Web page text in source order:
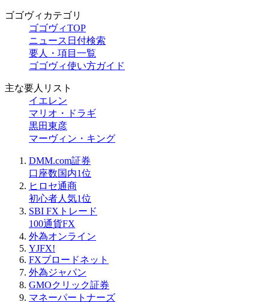
ゴゴヴィカテゴリ
ゴゴヴィTOP
ニュース日付検索
要人・項目一覧
ゴゴヴィ使い方ガイド
主な要人リスト
イエレン
マリオ・ドラギ
黒田東彦
マーヴィン・キング
DMM.com証券
口座数国内1位
ヒロセ通商
初心者人気1位
SBI FXトレード
100通貨FX
外為オンライン
YJFX!
FXブロードネット
外為ジャパン
GMOクリック証券
マネーパートナーズ